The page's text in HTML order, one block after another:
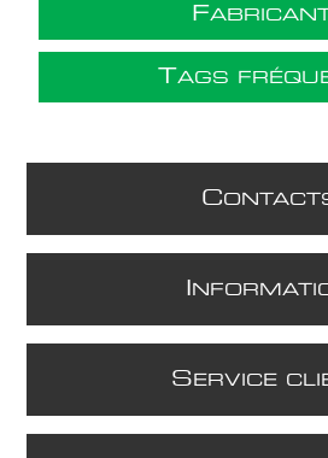
F
TAGS
C
S ERVICE